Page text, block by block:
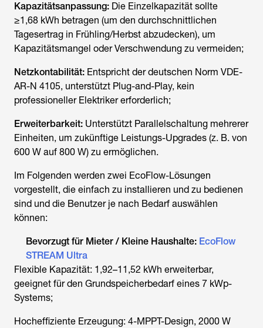
Kapazitätsanpassung: Die Einzelkapazität sollte
≥1,68 kWh betragen (um den durchschnittlichen
Tagesertrag in Frühling/Herbst abzudecken), um
Kapazitätsmangel oder Verschwendung zu vermeiden;
Netzkontabilität: Entspricht der deutschen Norm VDE-
AR-N 4105, unterstützt Plug-and-Play, kein
professioneller Elektriker erforderlich;
Erweiterbarkeit: Unterstützt Parallelschaltung mehrerer
Einheiten, um zukünftige Leistungs-Upgrades (z. B. von
600 W auf 800 W) zu ermöglichen.
Im Folgenden werden zwei EcoFlow-Lösungen
vorgestellt, die einfach zu installieren und zu bedienen
sind und die Benutzer je nach Bedarf auswählen
können:
Bevorzugt für Mieter / Kleine Haushalte: EcoFlow
STREAM Ultra
Flexible Kapazität: 1,92–11,52 kWh erweiterbar,
geeignet für den Grundspeicherbedarf eines 7 kWp-
Systems;
Hocheffiziente Erzeugung: 4-MPPT-Design, 2000 W